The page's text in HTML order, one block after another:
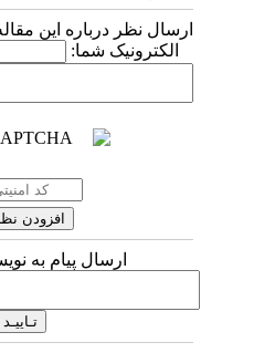
ارسال نظر درباره این
الکترونیک شما:
ارسال پیام به